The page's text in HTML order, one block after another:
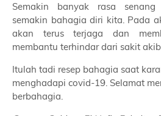
Semakin banyak rasa
semakin bahagia diri kita. Pada
akan terus terjaga dan
membantu terhindar dari sakit
Itulah tadi resep bahagia saat
menghadapi covid-19. Selamat
berbahagia.